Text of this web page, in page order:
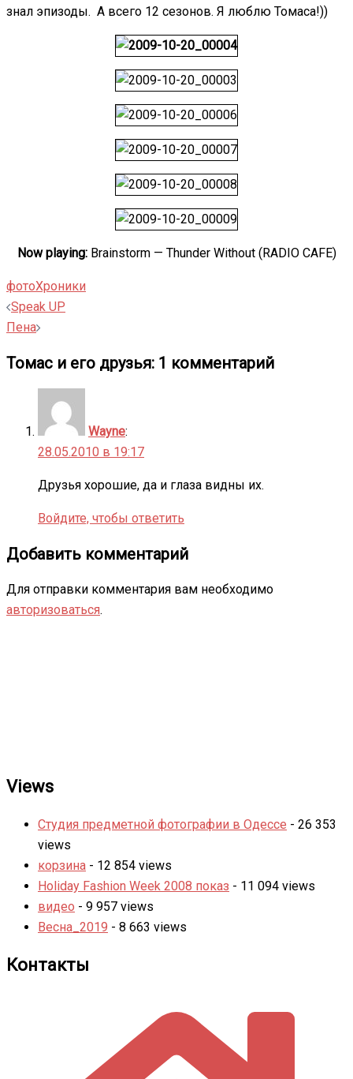
знал эпизоды. А всего 12 сезонов. Я люблю Томаса!))
Now playing:Brainstorm — Thunder Without (RADIO CAFE)
фотоХроники
Навигация
записи
Speak UP
Пена
Томас и его друзья: 1 комментарий
Wayne:
28.05.2010 в 19:17
Друзья хорошие, да и глаза видны их.
Войдите, чтобы ответить
Добавить комментарий
Для отправки комментария вам необходимо
авторизоваться.
Views
Студия предметной фотографии в Одессе - 26 353
views
корзина - 12 854 views
Holiday Fashion Week 2008 показ - 11 094 views
видео - 9 957 views
Весна_2019 - 8 663 views
Контакты